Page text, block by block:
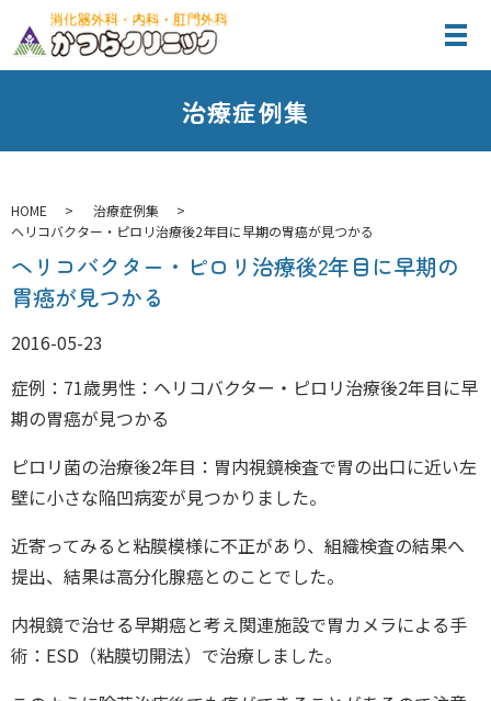
治療症例集
HOME
治療症例集
ヘリコバクター・ピロリ治療後2年目に早期の胃癌が見つかる
ヘリコバクター・ピロリ治療後2年目に早期の
胃癌が見つかる
2016-05-23
症例：71歳男性：ヘリコバクター・ピロリ治療後2年目に早
期の胃癌が見つかる
ピロリ菌の治療後2年目：胃内視鏡検査で胃の出口に近い左
壁に小さな陥凹病変が見つかりました。
近寄ってみると粘膜模様に不正があり、組織検査の結果へ
提出、結果は高分化腺癌とのことでした。
内視鏡で治せる早期癌と考え関連施設で胃カメラによる手
術：ESD（粘膜切開法）で治療しました。